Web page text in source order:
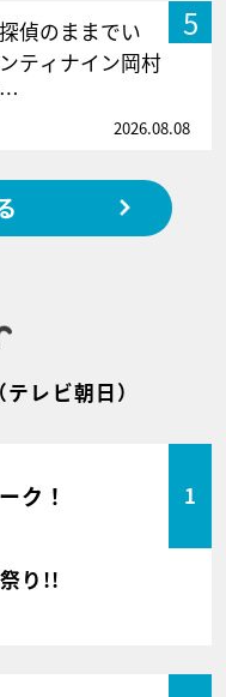
5
偵のままでい
ティナイン岡村
…
2026.08.08
（テレビ朝日）
ク！ 1
り!!